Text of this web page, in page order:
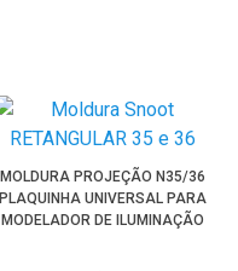
MOLDURA PROJEÇÃO N35/36
PLAQUINHA UNIVERSAL PARA
MODELADOR DE ILUMINAÇÃO